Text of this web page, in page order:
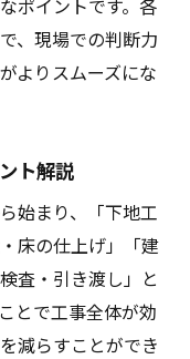
るポイント解説
すべき点とは
活用法
の活用メリッ
る際の注意点
つ工程表の使い
ポイントです。各
、現場での判断力
よりスムーズにな
ト解説
始まり、「下地工
床の仕上げ」「建
査・引き渡し」と
とで工事全体が効
減らすことができ